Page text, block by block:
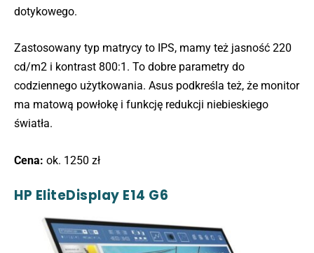
dotykowego.
Zastosowany typ matrycy to IPS, mamy też jasność 220
cd/m2 i kontrast 800:1. To dobre parametry do
codziennego użytkowania. Asus podkreśla też, że monitor
ma matową powłokę i funkcję redukcji niebieskiego
światła.
Cena: ok. 1250 zł
HP EliteDisplay E14 G6